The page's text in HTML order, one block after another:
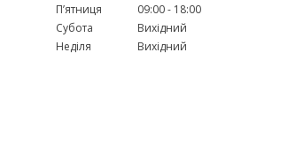
Пʼятниця
09:00
18:00
Субота
Вихідний
Неділя
Вихідний